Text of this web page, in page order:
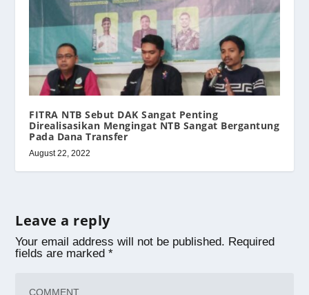
FITRA NTB Sebut DAK Sangat Penting
Direalisasikan Mengingat NTB Sangat Bergantung
Pada Dana Transfer
August 22, 2022
Leave a reply
Your email address will not be published. Required
fields are marked*